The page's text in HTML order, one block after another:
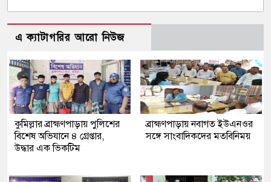
এ ক্যাটাগরির আরো নিউজ
কুমিল্লার ব্রাহ্মণপাড়ায় পুলিশের
বিশেষ অভিযানে ৪ গ্রেপ্তার,
উদ্ধার এক ভিকটিম
ব্রাহ্মণপাড়ায় নবাগত ইউএনওর
সঙ্গে সাংবাদিকদের মতবিনিময়